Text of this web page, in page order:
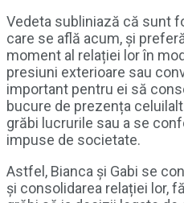
Vedeta subliniază că sunt
care se află acum, și
moment al relației lor în
presiuni exterioare sau
important pentru ei să
bucure de prezența
grăbi lucrurile sau a se
impuse de societate.
Astfel, Bianca și Gabi se
și consolidarea relației lor,